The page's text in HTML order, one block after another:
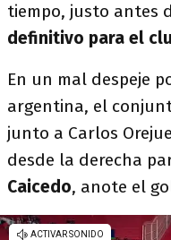
tiempo, justo antes
definitivo para el
En un mal despeje
argentina, el
junto a Carlos
desde la derecha
Caicedo, anote el